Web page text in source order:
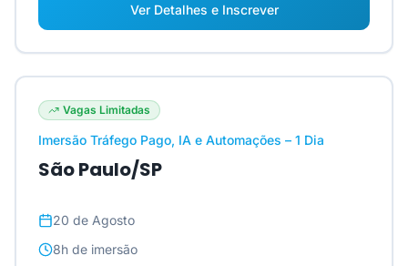
Ver Detalhes e Inscrever
Vagas Limitadas
Imersão Tráfego Pago, IA e Automações – 1 Dia
São Paulo/SP
20 de Agosto
8h de imersão